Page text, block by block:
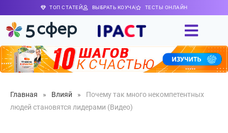
ТОП СТАТЕЙ ВЫБРАТЬ КОУЧА ТЕСТЫ ОНЛАЙН
Главная » Влияй »
Почему так много некомпетентных
людей становятся лидерами (Видео)